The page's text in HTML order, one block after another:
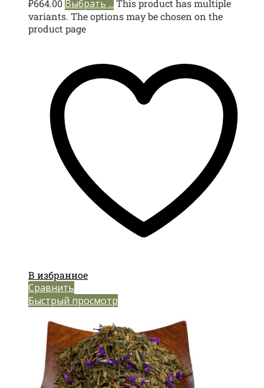
₽664.00 Выбрать ... This product has multiple
variants. The options may be chosen on the
product page
В избранное
Сравнить
Быстрый просмотр